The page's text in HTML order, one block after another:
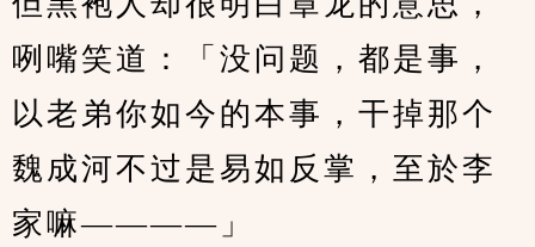
咧嘴笑道：「没问题，都是事，
以老弟你如今的本事，干掉那个
魏成河不过是易如反掌，至於李
家嘛————」